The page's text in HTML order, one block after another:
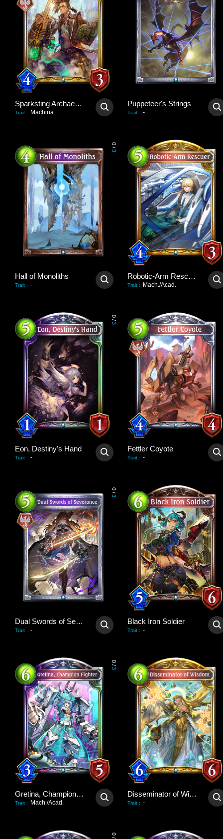
Sparksting Archaeologist
Trait : Machina
Puppeteer's Strings
Trait : -
0
/
3
Hall of Monoliths
Trait : -
Robotic-Arm Rescuer
Trait : Mach./Acad.
0
/
3
Eon, Destiny's Hand
Trait : -
Fettler Coyote
Trait : -
0
/
3
Dual Swords of Severance
Trait : -
Black Iron Soldier
Trait : -
0
/
3
Gretina, Champion Fighter
Trait : Mach./Acad.
Disseminator of Wisdom
Trait : -
0
/